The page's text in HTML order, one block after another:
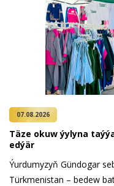
07.08.2026
Täze okuw ýylyna
edýär
Ýurdumyzyň Gündogar
Türkmenistan – bedew